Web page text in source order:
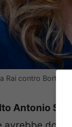
Rai contro Bortone
Antonio